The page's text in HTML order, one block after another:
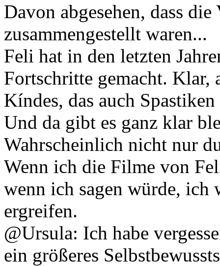
Davon abgesehen, dass
zusammengestellt waren...
Feli hat in den letzten
Fortschritte gemacht. Klar,
Kíndes, das auch
Und da gibt es ganz klar
Wahrscheinlich nicht nur
Wenn ich die Filme von
wenn ich sagen würde, ich
ergreifen.
@Ursula: Ich habe
ein größeres